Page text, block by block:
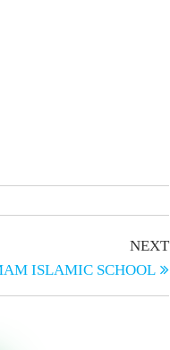
NEXT
ISLAMIC SCHOOL